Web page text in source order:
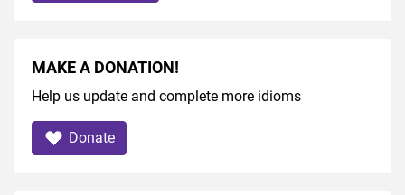
MAKE A DONATION!
Help us update and complete more idioms
Donate